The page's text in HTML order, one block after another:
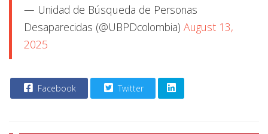
— Unidad de Búsqueda de Personas
Desaparecidas (@UBPDcolombia) August 13,
2025
Facebook Twitter